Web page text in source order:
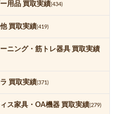
用品 買取実績(434)
買取実績(419)
ーニング・筋トレ器具 買取実績
買取実績(371)
ス家具・OA機器 買取実績(279)